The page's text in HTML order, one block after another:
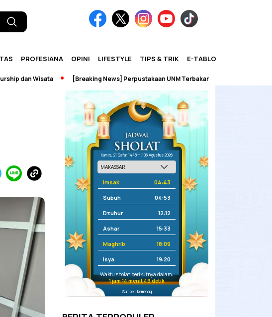
PROFESIANA OPINI LIFESTYLE TIPS & TRIK E-TABLOID
Wisata [Breaking News] Perpustakaan UNM Terbakar
Kamis, 21 Safar 1448 H / 06 Agustus 2026
Imsak 04:43
Subuh 04:53
Dzuhur 12:12
Ashar 15:33
Maghrib 18:09
Isya 19:20
Waktu sholat berikutnya dalam:
1 jam 14 menit 48 detik
Sumber: Kemenag